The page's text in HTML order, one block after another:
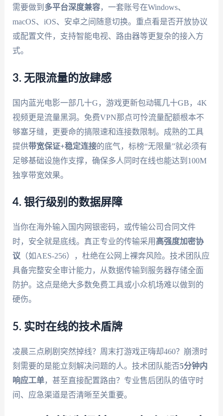
需要做到 多平台深度兼容，一套账号在Windows、
macOS、iOS、安卓之间随意切换。重点看是否开放协议
或配置文件，支持智能电视、路由器等更复杂的接入方
式。
3. 无限流量的放肆感
国内蓝光电影一部几十G，游戏更新包动辄几十GB，4K
视频更是流量黑洞。免费VPN那点可怜流量配额根本不
够塞牙缝，更要命的搞限速和连接数限制。成熟的工具
提供带宽保证+稳定连接的底气，标榜“无限量”就必须有
足够基础设施作支撑，确保多人同时在线也能达到100M
独享带宽效果。
4. 银行级别的数据屏障
当你在海外输入国内网银密码，或传输公司合同文件
时，安全就是底线。真正专业的传输采用 高强度加密协
议 （如AES-256），杜绝在公网上裸奔风险。技术团队应
具备完整安全审计能力，从数据传输到服务器存储全面
防护。这点是绝大多数免费工具或小众机场难以做到的
硬伤。
5. 实时在线的技术盾牌
凌晨三点刷剧突然掉线？周末打游戏正嗨却460？崩溃时
刻需要的是能立刻解决问题的人。技术团队能否5分钟内
响应工单，甚至直接配置路由？专业售后团队的值守时
间、应急渠道是否清晰至关重要。